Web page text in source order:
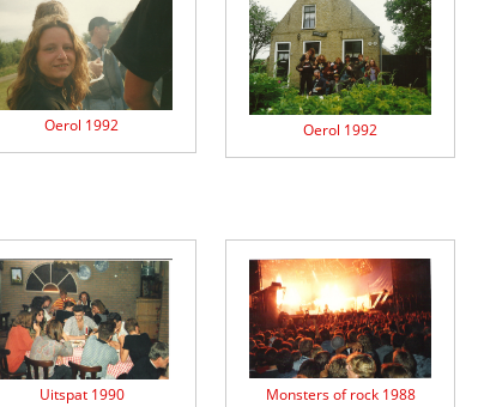
Oerol 1992 Oerol 1992
Uitspat 1990 Monsters of rock 1988